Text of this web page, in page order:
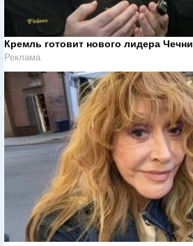
Кремль готовит нового лидера Чечни
Реклама